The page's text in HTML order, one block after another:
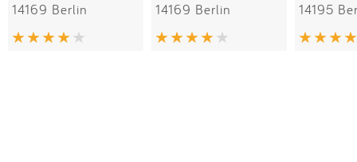
14169 Berlin 14169 Berlin 14195